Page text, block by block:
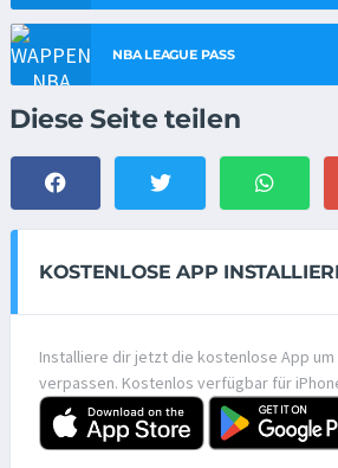
NBA LEAGUE PASS
Diese Seite teilen
KOSTENLOSE APP
Installiere dir jetzt die kostenlose App um
verpassen. Kostenlos verfügbar für